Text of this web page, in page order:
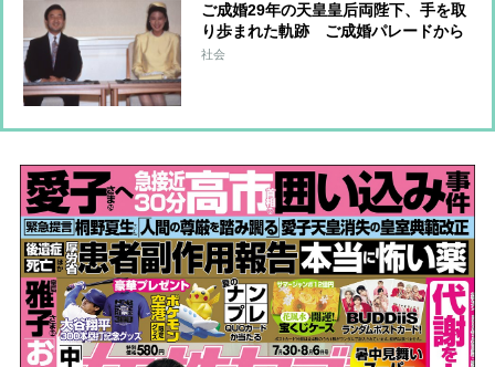
ご成婚29年の天皇皇后両陛下、手を取
り歩まれた軌跡 ご成婚パレードから
愛子さまご成人まで
社会